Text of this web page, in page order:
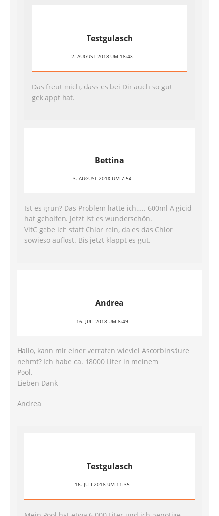
Testgulasch
2. AUGUST 2018 UM 18:48
Das freut mich, dass es bei Dir auch so gut
geklappt hat.
Bettina
3. AUGUST 2018 UM 7:54
Ist es grün? Das Problem hatte ich….. 600ml Algicid
hat geholfen. Jetzt ist es wunderschön.
VitC gebe ich statt Chlor rein, da es das Chlor
sowieso auflöst. Bis jetzt klappt es gut.
Andrea
16. JULI 2018 UM 8:49
Hallo, kann mir einer verraten wieviel Ascorbinsäure
nehmt? Ich habe ca. 18000 Liter in meinem
Pool.
Lieben Dank
Andrea
Testgulasch
16. JULI 2018 UM 11:35